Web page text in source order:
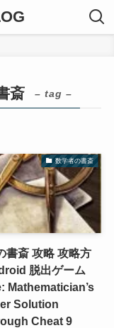
斎 – tag –
数学者の書斎
書斎 攻略 攻略方
脱出ゲーム
Mathematician’s
Solution
Cheat 9